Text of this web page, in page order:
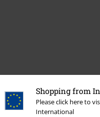
Shopping from
Please click here to
International
Naposledy navštívené